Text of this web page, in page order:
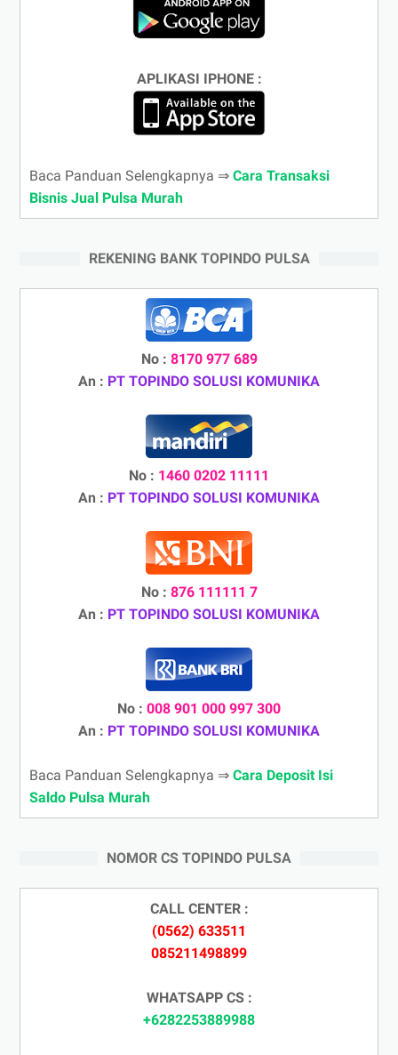
APLIKASI IPHONE :
Baca Panduan Selengkapnya ⇒ Cara Transaksi
Bisnis Jual Pulsa Murah
REKENING BANK TOPINDO PULSA
No : 8170 977 689
An : PT TOPINDO SOLUSI KOMUNIKA
No : 1460 0202 11111
An : PT TOPINDO SOLUSI KOMUNIKA
No : 876 111111 7
An : PT TOPINDO SOLUSI KOMUNIKA
No : 008 901 000 997 300
An : PT TOPINDO SOLUSI KOMUNIKA
Baca Panduan Selengkapnya ⇒ Cara Deposit Isi
Saldo Pulsa Murah
NOMOR CS TOPINDO PULSA
CALL CENTER :
(0562) 633511
085211498899
WHATSAPP CS :
+6282253889988